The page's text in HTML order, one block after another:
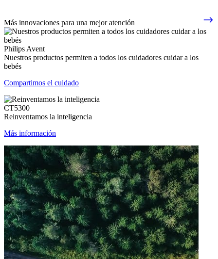
Más innovaciones para una mejor atención
Philips Avent
Nuestros productos permiten a todos los cuidadores cuidar a los
bebés
Compartimos el cuidado
CT5300
Reinventamos la inteligencia
Más información